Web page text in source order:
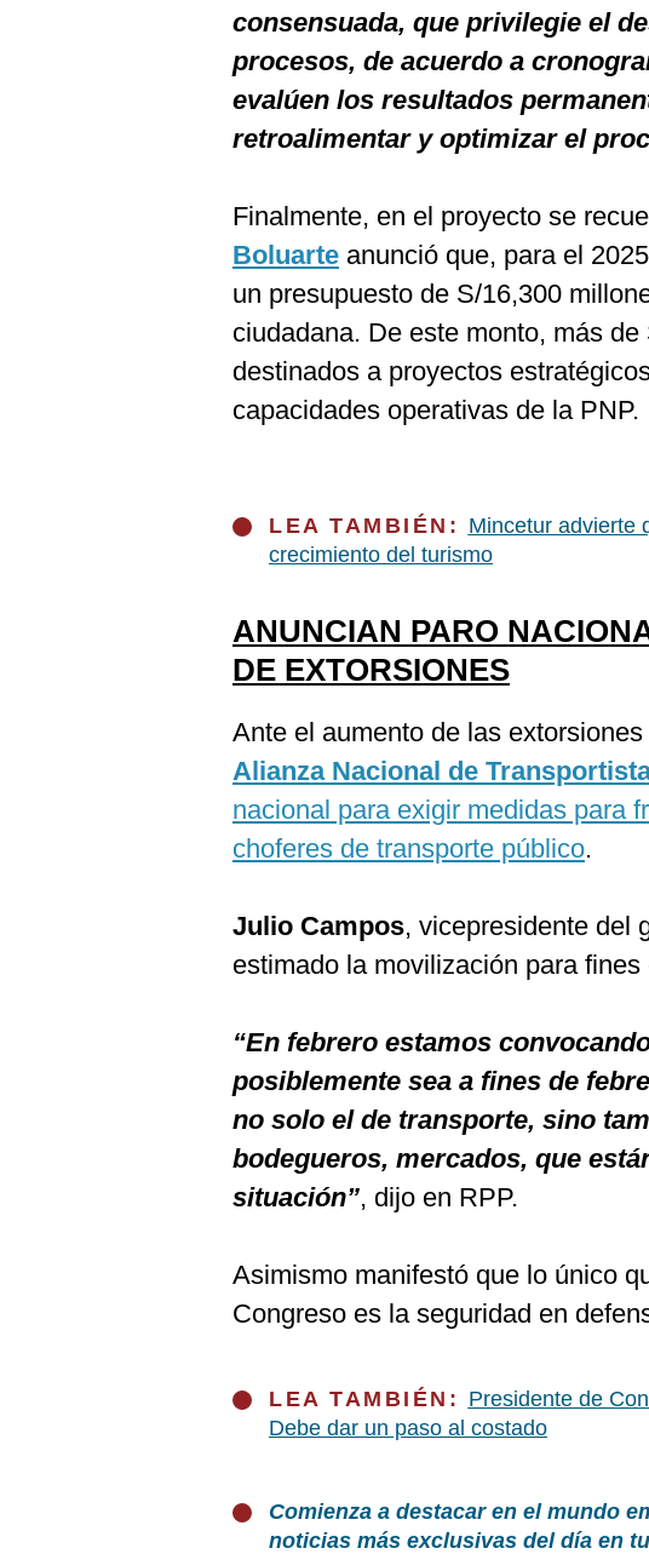
consensuada, que privilegie el
procesos, de acuerdo a
evalúen los resultados
retroalimentar y optimizar el
Finalmente, en el proyecto se
Boluarte anunció que, para el
un presupuesto de S/16,300
ciudadana. De este monto, más
destinados a proyectos
capacidades operativas de la PNP.
LEA TAMBIÉN: Mincetur advierte
crecimiento del turismo
ANUNCIAN PARO
DE EXTORSIONES
Ante el aumento de las
Alianza Nacional de
nacional para exigir medidas para
choferes de transporte público.
Julio Campos, vicepresidente del
estimado la movilización para fines
“En febrero estamos
posiblemente sea a fines de
no solo el de transporte, sino
bodegueros, mercados, que
situación”, dijo en RPP.
Asimismo manifestó que lo único
Congreso es la seguridad en
LEA TAMBIÉN: Presidente de
Debe dar un paso al costado
Comienza a destacar en el mundo
noticias más exclusivas del día en